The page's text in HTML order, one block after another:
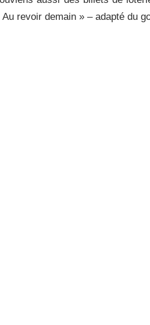
Au revoir demain » – adapté du